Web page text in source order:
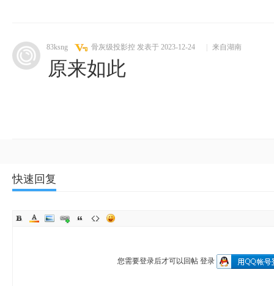
83ksng 骨灰级投影控 发表于 2023-12-24 来自湖南
原来如此
快速回复
您需要登录后才可以回帖 登录